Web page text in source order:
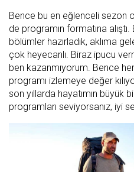
Bence bu en eğlenceli sezon
de programın formatına
bölümler hazırladık, aklıma
çok heyecanlı. Biraz ipucu
ben kazanmıyorum. Bence
programı izlemeye değer
son yıllarda hayatımın büyük
programları seviyorsanız, iyi